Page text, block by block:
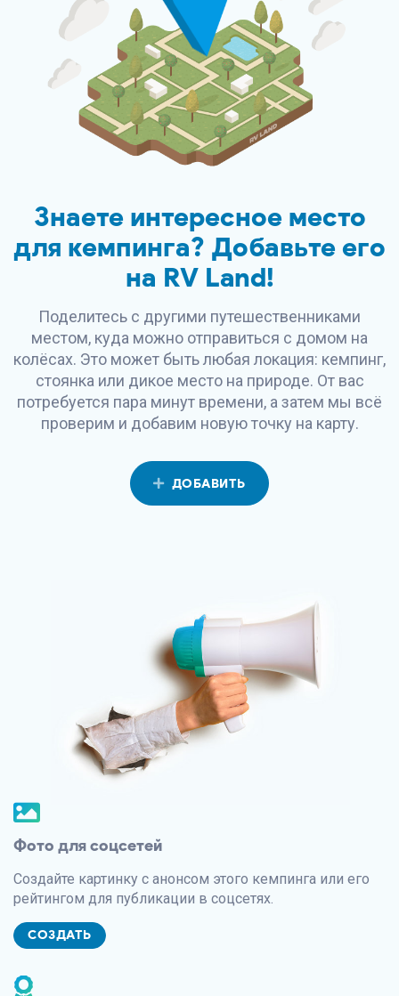
Знаете интересное место
для кемпинга? Добавьте его
на RV Land!
Поделитесь с другими путешественниками
местом, куда можно отправиться с домом на
колёсах. Это может быть любая локация: кемпинг,
стоянка или дикое место на природе. От вас
потребуется пара минут времени, а затем мы всё
проверим и добавим новую точку на карту.
ДОБАВИТЬ
Фото для соцсетей
Создайте картинку с анонсом этого кемпинга или его
рейтингом для публикации в соцсетях.
СОЗДАТЬ